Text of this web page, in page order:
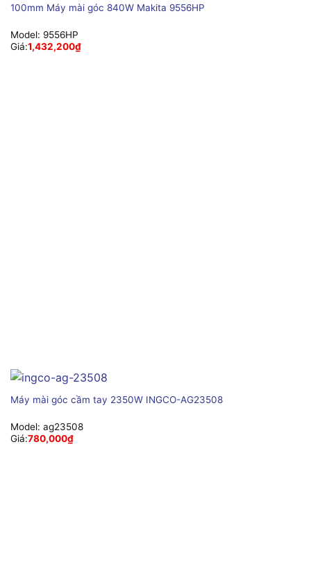
100mm Máy mài góc 840W Makita 9556HP
Model: 9556HP
Giá:1,432,200₫
Máy mài góc cầm tay 2350W INGCO-AG23508
Model: ag23508
Giá:780,000₫